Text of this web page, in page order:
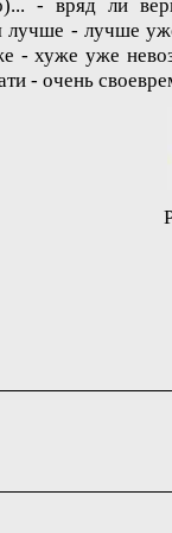
- вряд ли
лучше - лучше
- хуже уже
- очень